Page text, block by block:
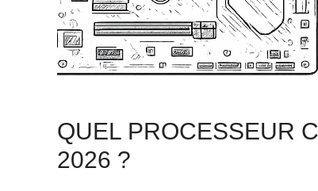
QUEL PROCESSEUR
2026 ?